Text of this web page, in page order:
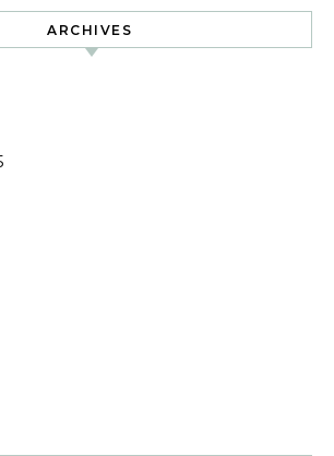
ARCHIVES